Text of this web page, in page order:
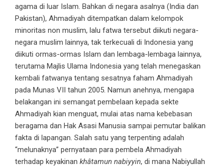
agama di luar Islam. Bahkan di negara asalnya (India dan
Pakistan), Ahmadiyah ditempatkan dalam kelompok
minoritas non muslim, lalu fatwa tersebut diikuti negara-
negara muslim lainnya, tak terkecuali di Indonesia yang
diikuti ormas-ormas Islam dan lembaga-lembaga lainnya,
terutama Majlis Ulama Indonesia yang telah menegaskan
kembali fatwanya tentang sesatnya faham Ahmadiyah
pada Munas VII tahun 2005. Namun anehnya, mengapa
belakangan ini semangat pembelaan kepada sekte
Ahmadiyah kian menguat, mulai atas nama kebebasan
beragama dan Hak Asasi Manusia sampai pemutar balikan
fakta di lapangan. Salah satu yang terpenting adalah
“melunaknya” pernyataan para pembela Ahmadiyah
terhadap keyakinan khâtamun nabiyyin, di mana Nabiyullah